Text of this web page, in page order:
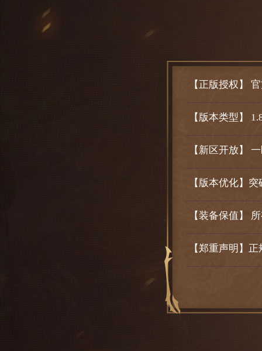
【正版授权】
【版本类型】
【新区开放】
【版本优化】
复古新玩法，地
【装备保值】
【郑重声明】